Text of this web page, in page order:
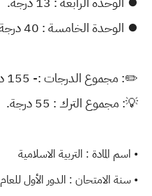
⏺ الوحدة الخامسة : 40 درجة.
✏️: مجموع الدرجات :- 155 درجة
💡: مجموع الترك : 55 درجة.
• اسم المادة : التربية الاسلامية
• سنة الامتحان : الدور الأول للعام 2025